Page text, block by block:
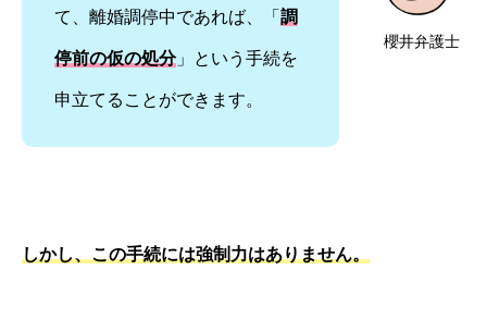
櫻井弁護士
て、離婚調停中であれば、「 調
停前の仮の処分」という手続を
申立てることができます。
しかし、この手続には強制力はありません。